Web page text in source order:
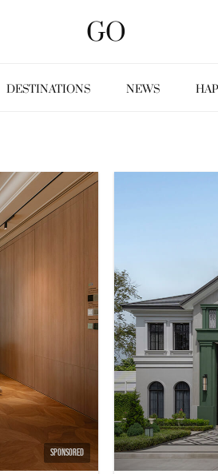
GO
DESTINATIONS NEWS
SPONSORED